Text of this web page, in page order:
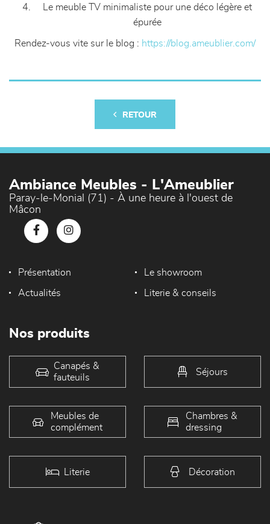
Le meuble TV minimaliste pour une déco légère et
épurée
Rendez-vous vite sur le blog : https://blog.ameublier.com/
RETOUR
Ambiance Meubles - L'Ameublier
Paray-le-Monial (71) - À une heure à l'ouest de
Mâcon
Présentation Le showroom
Actualités Literie & conseils
Nos produits
Canapés &
fauteuils
Séjours
Meubles de
complément
Chambres &
dressing
Literie Décoration